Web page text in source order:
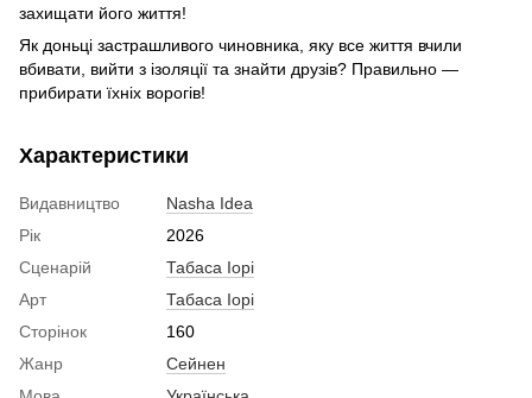
захищати його життя!
Як доньці застрашливого чиновника, яку все життя вчили
вбивати, вийти з ізоляції та знайти друзів? Правильно —
прибирати їхніх ворогів!
Характеристики
Видавництво
Nasha Idea
Рік
2026
Сценарій
Табаса Іорі
Арт
Табаса Іорі
Сторінок
160
Жанр
Сейнен